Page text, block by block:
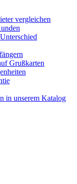
vergleichen
Grußkarten
in unserem Katalog